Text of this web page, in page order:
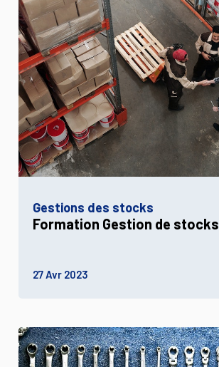
Gestions des stocks
Formation Gestion de stocks
27 Avr 2023